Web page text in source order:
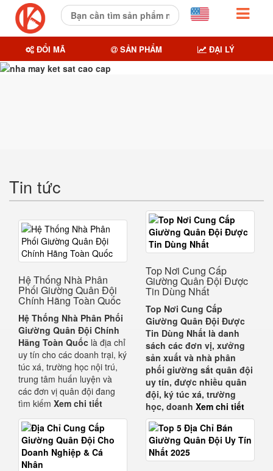
Tin tức
Hệ Thống Nhà Phân
Phối Giường Quân Đội
Chính Hãng Toàn Quốc
Hệ Thống Nhà Phân Phối
Giường Quân Đội Chính
Hãng Toàn Quốc là địa chỉ
uy tín cho các doanh trại, ký
túc xá, trường học nội trú,
trung tâm huấn luyện và
các đơn vị quân đội đang
tìm kiếm Xem chi tiết
Top Nơi Cung Cấp
Giường Quân Đội Được
Tin Dùng Nhất
Top Nơi Cung Cấp
Giường Quân Đội Được
Tin Dùng Nhất là danh
sách các đơn vị, xưởng
sản xuất và nhà phân
phối giường sắt quân đội
uy tín, được nhiều quân
đội, ký túc xá, trường
học, doanh Xem chi tiết
ĐỔI MÃ SẢN PHẨM ĐẠI LÝ